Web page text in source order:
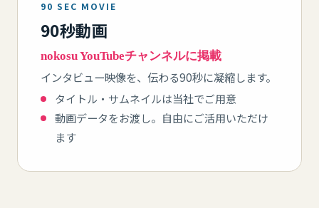
90 SEC MOVIE
90秒動画
nokosu YouTubeチャンネルに掲載
インタビュー映像を、伝わる90秒に凝縮します。
タイトル・サムネイルは当社でご用意
動画データをお渡し。自由にご活用いただけ
ます